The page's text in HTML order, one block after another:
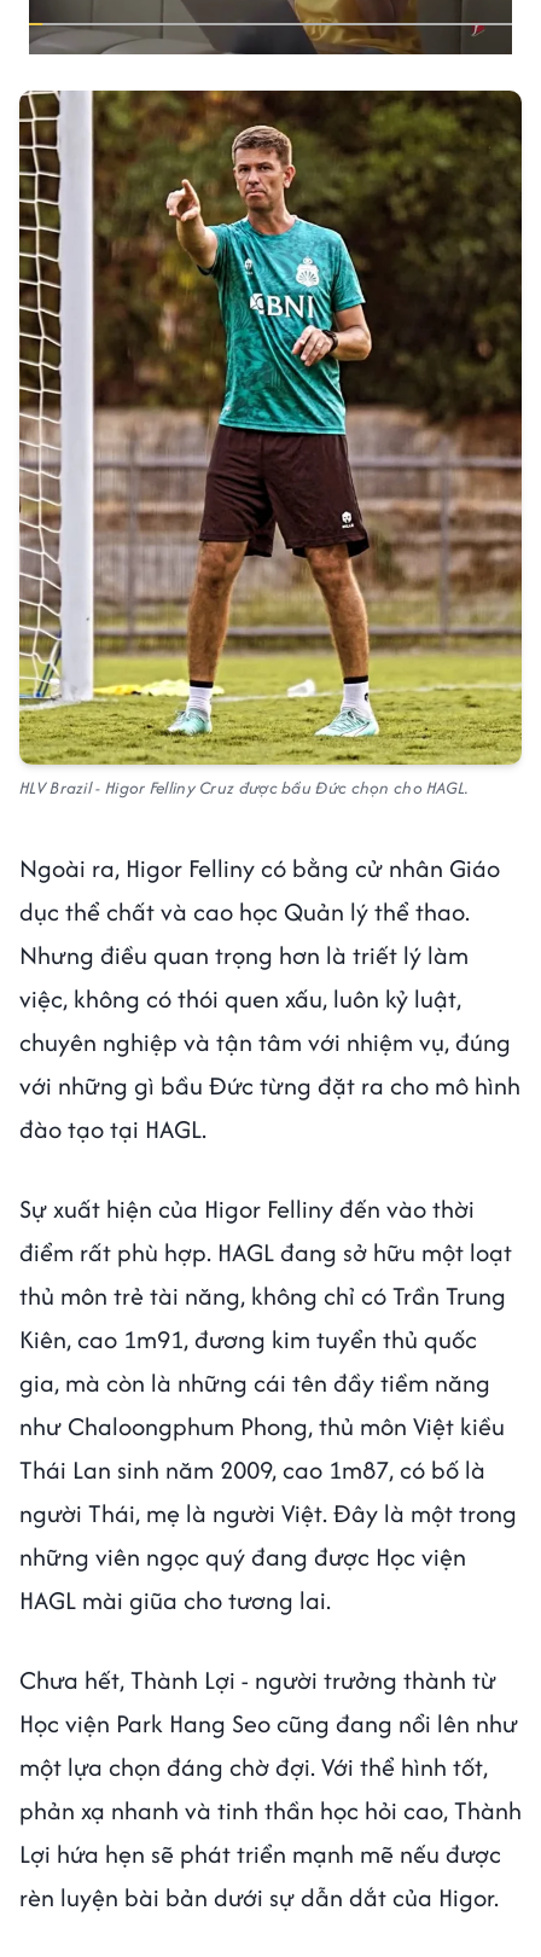
HLV Brazil - Higor Felliny Cruz được bầu Đức chọn cho HAGL.
Ngoài ra, Higor Felliny có bằng cử nhân Giáo
dục thể chất và cao học Quản lý thể thao.
Nhưng điều quan trọng hơn là triết lý làm
việc, không có thói quen xấu, luôn kỷ luật,
chuyên nghiệp và tận tâm với nhiệm vụ, đúng
với những gì bầu Đức từng đặt ra cho mô hình
đào tạo tại HAGL.
Sự xuất hiện của Higor Felliny đến vào thời
điểm rất phù hợp. HAGL đang sở hữu một loạt
thủ môn trẻ tài năng, không chỉ có Trần Trung
Kiên, cao 1m91, đương kim tuyển thủ quốc
gia, mà còn là những cái tên đầy tiềm năng
như Chaloongphum Phong, thủ môn Việt kiều
Thái Lan sinh năm 2009, cao 1m87, có bố là
người Thái, mẹ là người Việt. Đây là một trong
những viên ngọc quý đang được Học viện
HAGL mài giũa cho tương lai.
Chưa hết, Thành Lợi - người trưởng thành từ
Học viện Park Hang Seo cũng đang nổi lên như
một lựa chọn đáng chờ đợi. Với thể hình tốt,
phản xạ nhanh và tinh thần học hỏi cao, Thành
Lợi hứa hẹn sẽ phát triển mạnh mẽ nếu được
rèn luyện bài bản dưới sự dẫn dắt của Higor.